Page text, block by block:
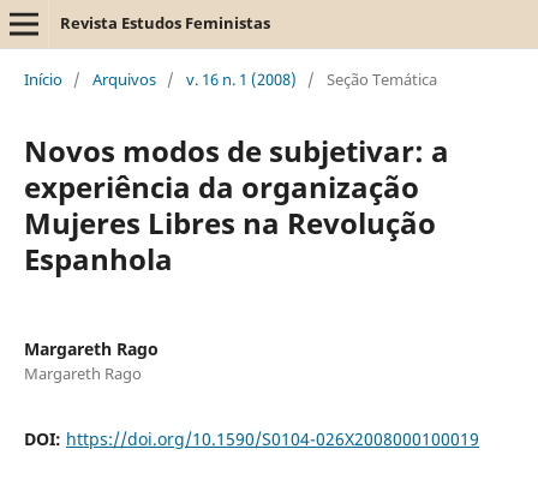
Revista Estudos Feministas
Início / Arquivos / v. 16 n. 1 (2008) / Seção Temática
Novos modos de subjetivar: a
experiência da organização
Mujeres Libres na Revolução
Espanhola
Margareth Rago
Margareth Rago
DOI: https://doi.org/10.1590/S0104-026X2008000100019